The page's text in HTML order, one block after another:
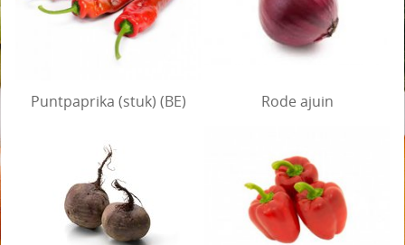
Puntpaprika (stuk) (BE) Rode ajuin